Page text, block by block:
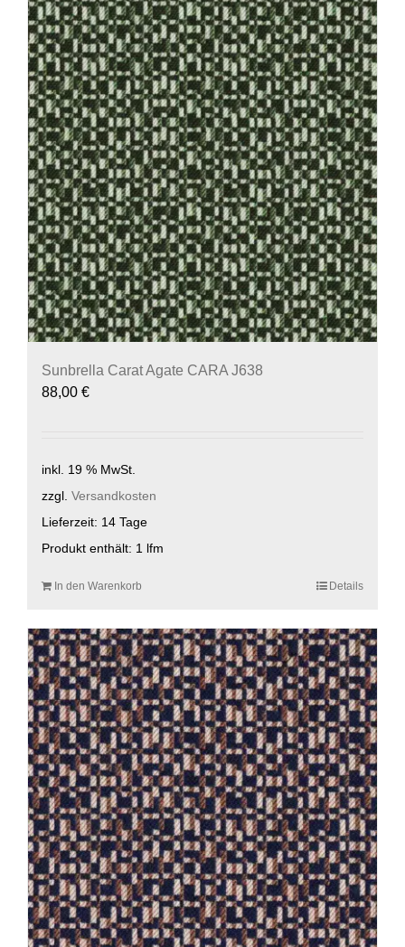
Sunbrella Carat Agate CARA J638
88,00 €
inkl. 19 % MwSt.
zzgl. Versandkosten
Lieferzeit: 14 Tage
Produkt enthält: 1 lfm
In den Warenkorb Details